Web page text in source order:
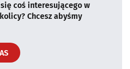
się coś interesującego w
Chcesz abyśmy